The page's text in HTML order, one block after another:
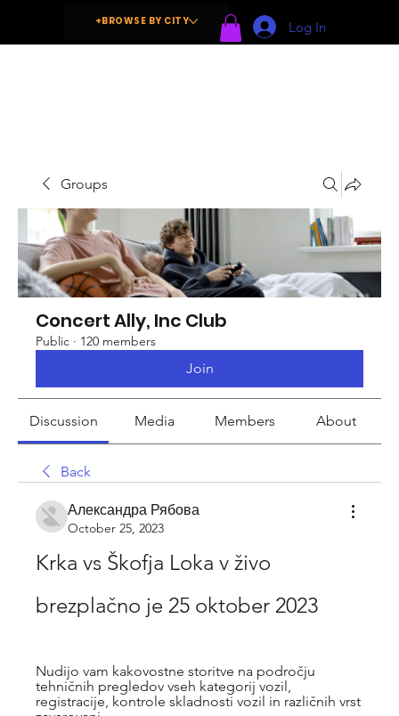
+BROWSE BY CITY Log In
Groups
Concert Ally, Inc Club
Public · 120 members
Join
Discussion Media Members About
Back
Александра Рябова
October 25, 2023
Krka vs Škofja Loka v živo
brezplačno je 25 oktober 2023
Nudijo vam kakovostne storitve na področju
tehničnih pregledov vseh kategorij vozil,
registracije, kontrole skladnosti vozil in različnih vrst